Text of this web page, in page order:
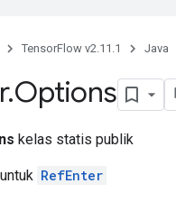
TensorFlow v2.11.1 Java
.Options
kelas statis publik
RefEnter